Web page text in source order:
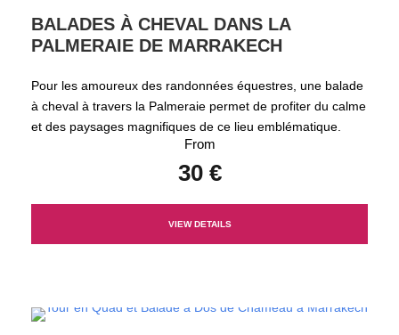
BALADES À CHEVAL DANS LA
PALMERAIE DE MARRAKECH
Pour les amoureux des randonnées équestres, une balade
à cheval à travers la Palmeraie permet de profiter du calme
et des paysages magnifiques de ce lieu emblématique.
From
30 €
VIEW DETAILS